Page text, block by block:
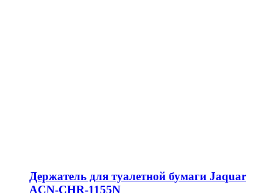
Держатель для туалетной бумаги Jaquar
ACN-CHR-1155N